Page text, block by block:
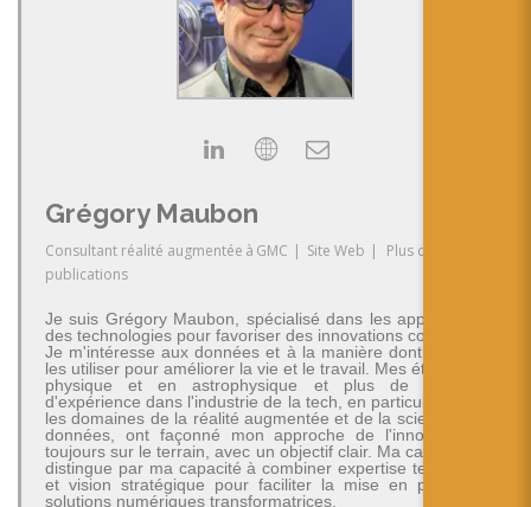
Grégory Maubon
Consultant réalité augmentée à GMC | Site Web |
Plus de
publications
Je suis Grégory Maubon, spécialisé dans les applications
des technologies pour favoriser des innovations concrètes.
Je m'intéresse aux données et à la manière dont on peut
les utiliser pour améliorer la vie et le travail. Mes études en
physique et en astrophysique et plus de 30 ans
d'expérience dans l'industrie de la tech, en particulier dans
les domaines de la réalité augmentée et de la science des
données, ont façonné mon approche de l'innovation -
toujours sur le terrain, avec un objectif clair. Ma carrière se
distingue par ma capacité à combiner expertise technique
et vision stratégique pour faciliter la mise en place de
solutions numériques transformatrices.